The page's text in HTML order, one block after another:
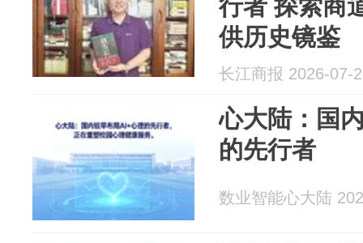
行者 探索商
供历史镜鉴
长江商报 2026-07-
心大陆：国
的先行者
数业智能心大陆